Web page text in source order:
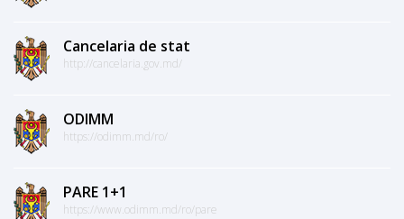
Cancelaria de stat
http://cancelaria.gov.md/
ODIMM
https://odimm.md/ro/
PARE 1+1
https://www.odimm.md/ro/pare